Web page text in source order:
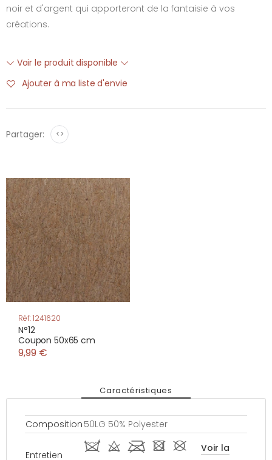
noir et d'argent qui apporteront de la fantaisie à vos
créations.
Voir le produit disponible
Ajouter à ma liste d'envie
Partager: <>
Réf: 1241620
N°12
Coupon 50x65 cm
9,99 €
Caractéristiques
Composition 50LG 50% Polyester
Entretien
i d l - # Voir la